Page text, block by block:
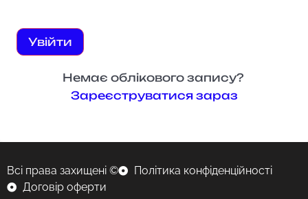
Увійти
Немає облікового запису?
Зареєструватися зараз
Всі права захищені ©
Політика конфіденційності
Договір оферти